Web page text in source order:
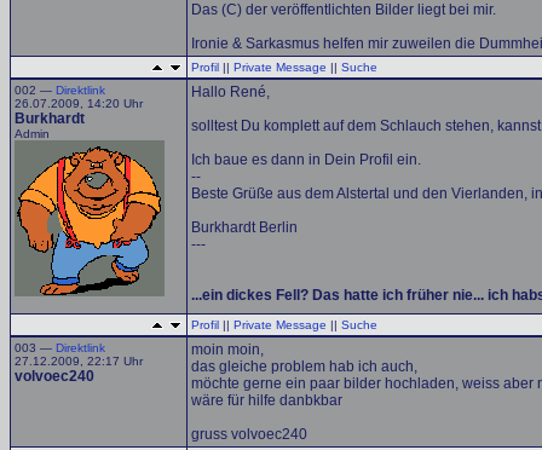
Das (C) der veröffentlichten Bilder liegt bei mir.
Ironie & Sarkasmus helfen mir zuweilen die
Profil || Private Message || Suche
002 — Direktlink
26.07.2009, 14:20 Uhr
Burkhardt
Admin
Hallo René,
solltest Du komplett auf dem Schlauch stehen,
Ich baue es dann in Dein Profil ein.
--
Beste Grüße aus dem Alstertal und den Vierlanden,
Burkhardt Berlin
---
...ein dickes Fell? Das hatte ich früher nie... ich
Profil || Private Message || Suche
003 — Direktlink
27.12.2009, 22:17 Uhr
volvoec240
moin moin,
das gleiche problem hab ich auch,
möchte gerne ein paar bilder hochladen, weiss aber
wäre für hilfe danbkbar
gruss volvoec240